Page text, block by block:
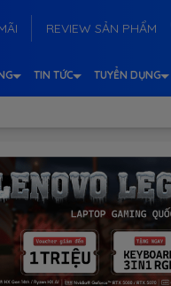
REVIEW SẢN PHẨM
TIN TỨC TUYỂN DỤNG